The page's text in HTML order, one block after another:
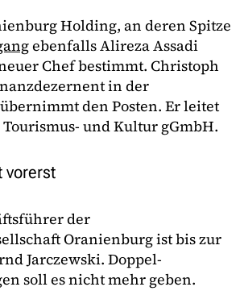
Holding, an deren Spitze
ebenfalls Alireza Assadi
Chef bestimmt. Christoph
in der
den Posten. Er leitet
und Kultur gGmbH.
vorerst
der
Oranienburg ist bis zur
Jarczewski. Doppel-
soll es nicht mehr geben.